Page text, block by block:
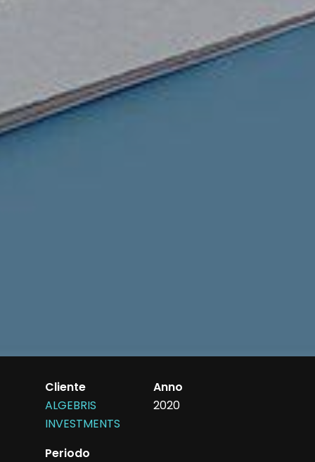
Cliente
ALGEBRIS
INVESTMENTS
Anno
2020
Periodo